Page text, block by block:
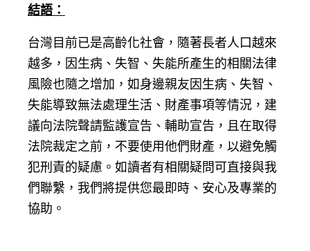
結語：
台灣目前已是高齡化社會，隨著長者人口越來
越多，因生病、失智、失能所產生的相關法律
風險也隨之增加，如身邊親友因生病、失智、
失能導致無法處理生活、財產事項等情況，建
議向法院聲請監護宣告、輔助宣告，且在取得
法院裁定之前，不要使用他們財產，以避免觸
犯刑責的疑慮。如讀者有相關疑問可直接與我
們聯繫，我們將提供您最即時、安心及專業的
協助。